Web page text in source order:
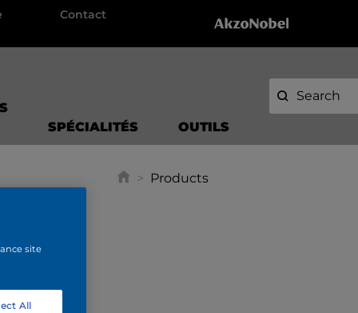
Contact
SPÉCIALITÉS
OUTILS
> Products
site
All